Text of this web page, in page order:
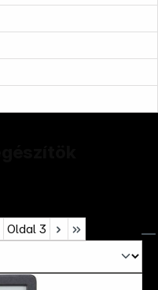
Oldal3